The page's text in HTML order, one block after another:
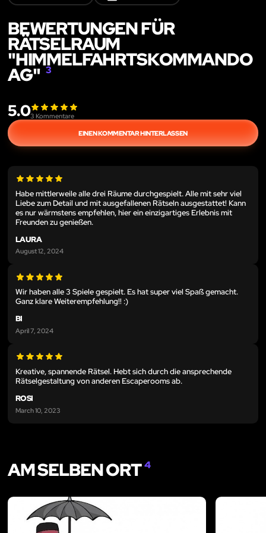
BEWERTUNGEN FÜR
RÄTSELRAUM
"HIMMELFAHRTSKOMMANDO
AG"3
5.03 Kommentare
EINEN KOMMENTAR HINTERLASSEN
Habe mittlerweile alle drei Räume durchgespielt. Alle mit sehr viel
Liebe zum Detail und mit ausgefallenen Rätseln ausgestattet! Kann
es nur wärmstens empfehlen, hier ein einzigartiges Erlebnis mit
Freunden zu genießen.
LAURA
August 12, 2024
Wir haben alle 3 Spiele gespielt. Es hat super viel Spaß gemacht.
Ganz klare Weiterempfehlung!! :)
BI
April 7, 2024
Kreative, spannende Rätsel. Hebt sich durch die ansprechende
Rätselgestaltung von anderen Escaperooms ab.
ROSI
March 10, 2023
AM SELBEN ORT4